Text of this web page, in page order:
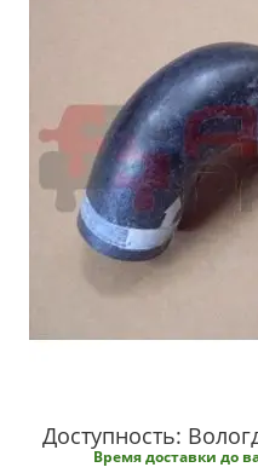
Доступность:
Время доставки до